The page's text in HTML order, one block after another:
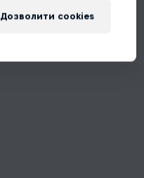
Дозволити cookies